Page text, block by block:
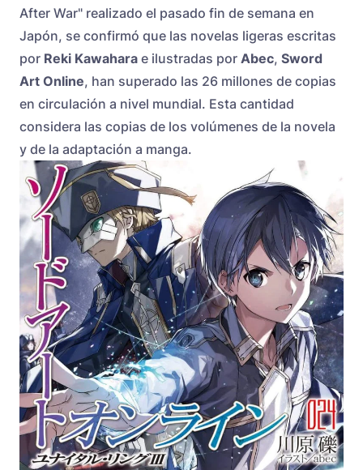
After War" realizado el pasado fin de semana en
Japón, se confirmó que las novelas ligeras escritas
por Reki Kawahara e ilustradas por Abec, Sword
Art Online, han superado las 26 millones de copias
en circulación a nivel mundial. Esta cantidad
considera las copias de los volúmenes de la novela
y de la adaptación a manga.